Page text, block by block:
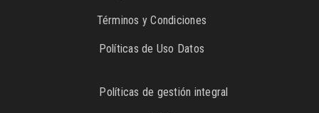
Términos y Condiciones
Políticas de Uso Datos
Políticas de gestión integral